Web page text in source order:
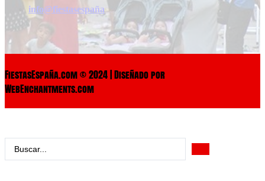
info@fiestasespaña
FiestasEspaña.com © 2024 | Diseñado por
WebEnchantments.com